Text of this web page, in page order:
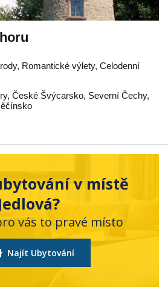
Romantické výlety, Celodenní
, České Švýcarsko, Severní Čechy,
v místě
vás to pravé místo
Najít Ubytování